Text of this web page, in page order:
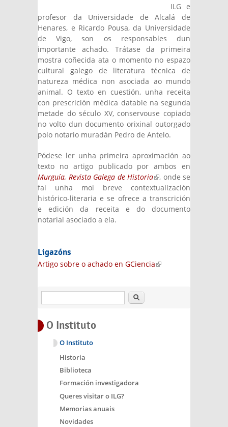
ILG e
profesor da Universidade de Alcalá de
Henares, e Ricardo Pousa, da Universidade
de Vigo, son os responsables dun
importante achado. Trátase da primeira
mostra coñecida ata o momento no espazo
cultural galego de literatura técnica de
natureza médica non asociada ao mundo
animal. O texto en cuestión, unha receita
con prescrición médica datable na segunda
metade do século XV, conservouse copiado
no volto dun documento orixinal outorgado
polo notario muradán Pedro de Antelo.
Pódese ler unha primeira aproximación ao
texto no artigo publicado por ambos en
Murguía, Revista Galega de Historia(link is
external)
, onde se
fai unha moi breve contextualización
histórico-literaria e se ofrece a transcrición
e edición da receita e do documento
notarial asociado a ela.
Ligazóns
Artigo sobre o achado en GCiencia(link is
Buscar
O Instituto
O Instituto
Historia
Biblioteca
Formación investigadora
Queres visitar o ILG?
Memorias anuais
Novidades